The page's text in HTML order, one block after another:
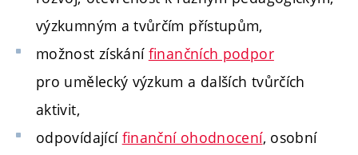
výzkumným a tvůrčím přístupům,
možnost získání finančních podpor
pro umělecký výzkum a dalších tvůrčích
aktivit,
odpovídající finanční ohodnocení, osobní